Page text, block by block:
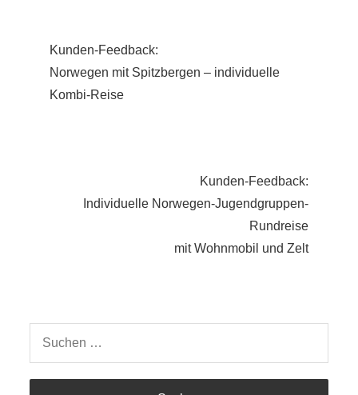
Kunden-Feedback:
Norwegen mit Spitzbergen – individuelle
Kombi-Reise
Kunden-Feedback:
Individuelle Norwegen-Jugendgruppen-
Rundreise
mit Wohnmobil und Zelt